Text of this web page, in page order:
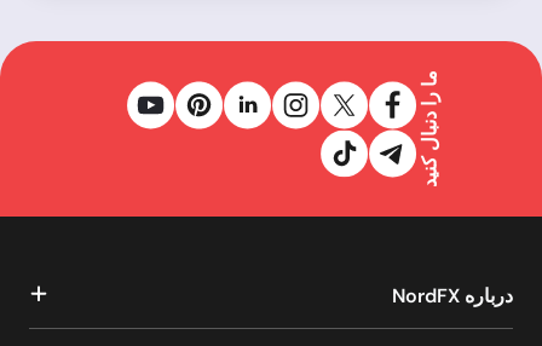
ما را دنبال کنید
درباره NordFX